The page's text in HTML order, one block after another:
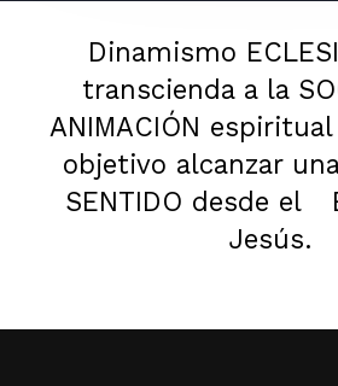
Dinamismo
transcienda a la
ANIMACIÓN espiritual
objetivo alcanzar
SENTIDO desde el
Jesús.